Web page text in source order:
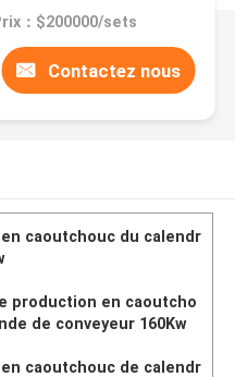
：$200000/sets
Contactez nous
caoutchouc du calendr
production en caoutcho
de conveyeur 160Kw
caoutchouc de calendr